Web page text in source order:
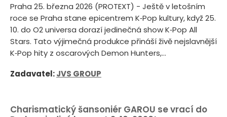
Praha 25. března 2026 (PROTEXT) - Ještě v letošním
roce se Praha stane epicentrem K‑Pop kultury, když 25.
10. do O2 universa dorazí jedinečná show K‑Pop All
Stars. Tato výjimečná produkce přináší živě nejslavnější
K‑Pop hity z oscarových Demon Hunters,...
Zadavatel:JVS GROUP
Charismatický šansoniér GAROU se vrací do